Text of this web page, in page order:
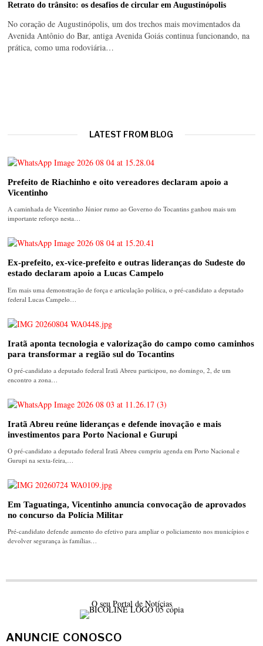
Retrato do trânsito: os desafios de circular em Augustinópolis
No coração de Augustinópolis, um dos trechos mais movimentados da
Avenida Antônio do Bar, antiga Avenida Goiás continua funcionando, na
prática, como uma rodoviária…
LATEST FROM BLOG
Prefeito de Riachinho e oito vereadores declaram apoio a
Vicentinho
A caminhada de Vicentinho Júnior rumo ao Governo do Tocantins ganhou mais um
importante reforço nesta…
Ex-prefeito, ex-vice-prefeito e outras lideranças do Sudeste do
estado declaram apoio a Lucas Campelo
Em mais uma demonstração de força e articulação política, o pré-candidato a deputado
federal Lucas Campelo…
Iratã aponta tecnologia e valorização do campo como caminhos
para transformar a região sul do Tocantins
O pré-candidato a deputado federal Iratã Abreu participou, no domingo, 2, de um
encontro a zona…
Iratã Abreu reúne lideranças e defende inovação e mais
investimentos para Porto Nacional e Gurupi
O pré-candidato a deputado federal Iratã Abreu cumpriu agenda em Porto Nacional e
Gurupi na sexta-feira,…
Em Taguatinga, Vicentinho anuncia convocação de aprovados
no concurso da Polícia Militar
Pré-candidato defende aumento do efetivo para ampliar o policiamento nos municípios e
devolver segurança às famílias…
O seu Portal de Notícias
ANUNCIE CONOSCO